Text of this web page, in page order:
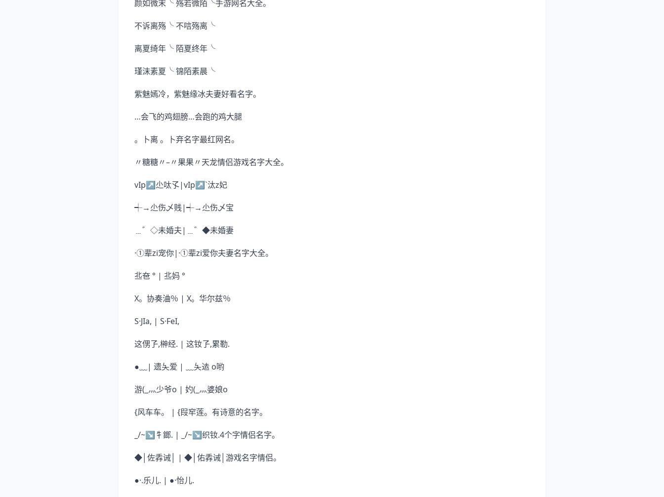
颜如微末╰ 殇若微陌╰手游网名大全。
不诉离殇╰ 不唁殇离╰
离夏绮年╰ 陌夏终年╰
瑾沫素夏╰ 锦陌素晨╰
紫魅嫣冷，紫魅缘冰夫妻好看名字。
…会飞的鸡翅膀…会跑的鸡大腿
。卜离 。卜弃名字最红网名。
〃糖糖〃–〃果果〃天龙情侣游戏名字大全。
vIp↗尐呔孓|vIp↗`汰z妃
┽→尐伤乄贱|┽→尐伤乄宝
﹍゛◇未婚夫|﹍゛◆未婚妻
·①辈zi宠你|·①辈zi爱你夫妻名字大全。
丠夿 ° | 丠妈 °
X。协奏浀％ | X。华尔兹％
S·JIa, | S·FeI,
这侽孒,榊经. | 这钕孒,累勒.
●﹏| 遗夨爱 | ﹏夨迲 o哟
游(_灬少爷o | 妁(_灬婆娘o
{风车车。 | {叚窂莲。有诗意的名字。
_/~↘牜鎯. | _/~↘织钕.4个字情侣名字。
◆│佐掱诫│ | ◆│佑掱诫│游戏名字情侣。
●·.乐儿. | ●·怡儿.